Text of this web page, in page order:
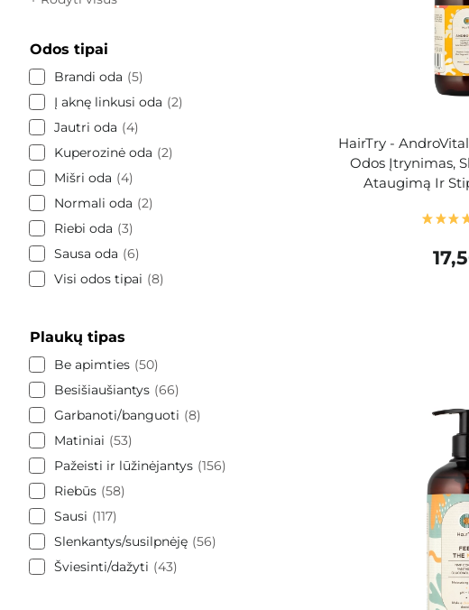
Odos tipai
Brandi oda
5
Į aknę linkusi oda
2
Jautri oda
4
Kuperozinė oda
2
Mišri oda
4
Normali oda
2
Riebi oda
3
Sausa oda
6
Visi odos tipai
8
Plaukų tipas
Be apimties 50
Besišiaušiantys 66
Garbanoti/banguoti
8
Matiniai
53
Pažeisti ir lūžinėjantys 156
Riebūs 58
Sausi
117
Slenkantys/susilpnėję 56
Šviesinti/dažyti
43
HairTry -
Odos Įtrynimas,
Ataugimą Ir